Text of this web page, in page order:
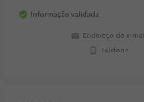
Informação validada
email Endereço de e-mail
phone_iphone Telefone